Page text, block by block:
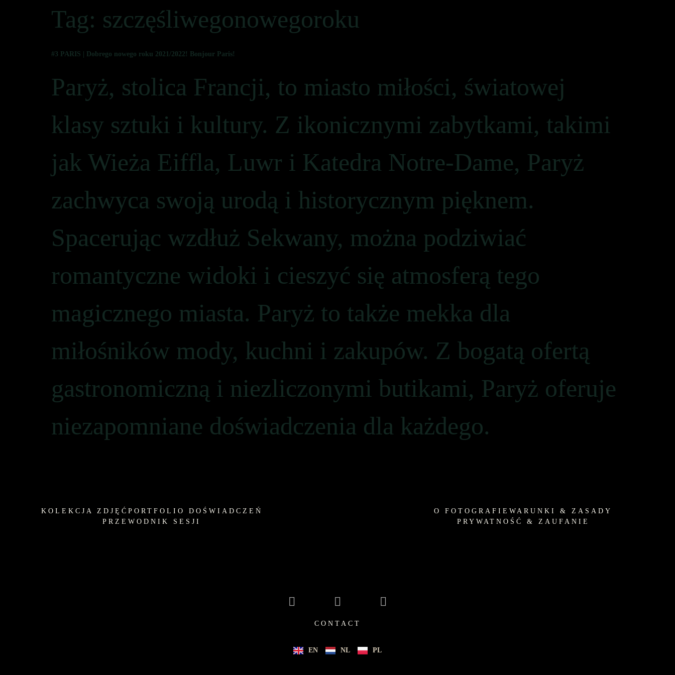
Tag: szczęśliwegonowegoroku
#3 PARIS | Dobrego nowego roku 2021/2022! Bonjour Paris!
Paryż, stolica Francji, to miasto miłości, światowej
klasy sztuki i kultury. Z ikonicznymi zabytkami, takimi
jak Wieża Eiffla, Luwr i Katedra Notre-Dame, Paryż
zachwyca swoją urodą i historycznym pięknem.
Spacerując wzdłuż Sekwany, można podziwiać
romantyczne widoki i cieszyć się atmosferą tego
magicznego miasta. Paryż to także mekka dla
miłośników mody, kuchni i zakupów. Z bogatą ofertą
gastronomiczną i niezliczonymi butikami, Paryż oferuje
niezapomniane doświadczenia dla każdego.
KOLEKCJA ZDJĘĆ PORTFOLIO DOŚWIADCZEŃ
PRZEWODNIK SESJI
O FOTOGRAFIEWARUNKI & ZASADY
PRYWATNOŚĆ & ZAUFANIE
CONTACT
EN NL PL